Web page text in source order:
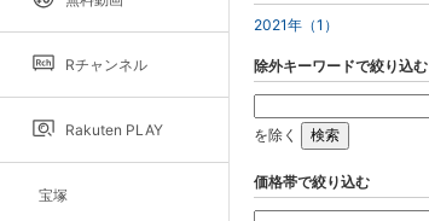
Rチャンネル
Rakuten PLAY
宝塚
2021年（1）
除外キーワードで絞り込む
を除く
価格帯で絞り込む